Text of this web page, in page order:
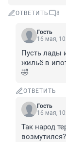
ОТВЕТИТЬ 8
Гость
16 мая,
Пусть лады
жильё в
🤣
ОТВЕТИТЬ
Гость
16 мая,
Так народ